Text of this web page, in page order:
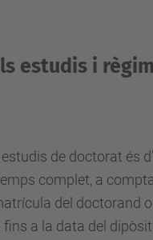
estudis i
de doctorat és
complet, a
del doctorand
a la data del